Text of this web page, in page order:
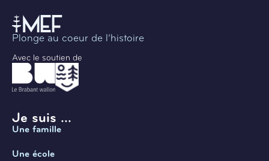
Plonge au coeur de l’histoire
Avec le soutien de
Je suis ...
Une famille
Une école